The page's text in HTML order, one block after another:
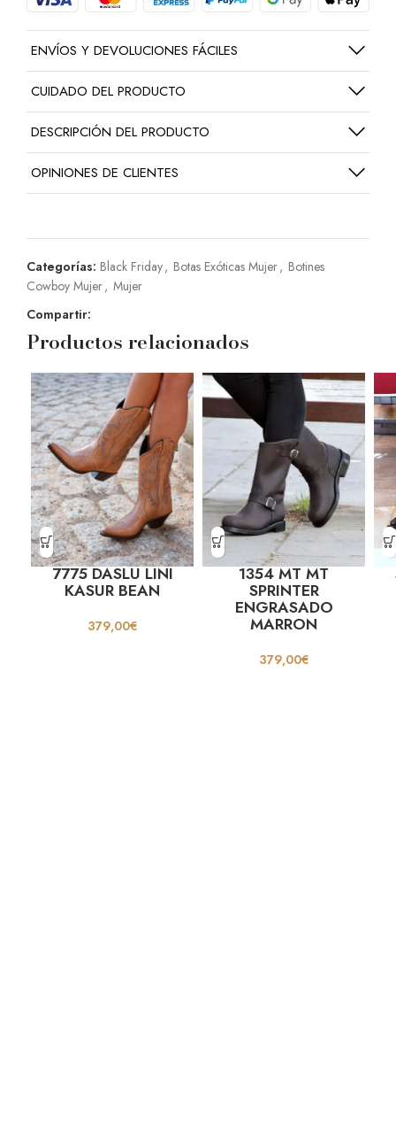
ENVÍOS Y DEVOLUCIONES FÁCILES
CUIDADO DEL PRODUCTO
DESCRIPCIÓN DEL PRODUCTO
OPINIONES DE CLIENTES
Categorías: Black Friday, Botas Exóticas Mujer, Botines
Cowboy Mujer, Mujer
Compartir:
Productos relacionados
7775 DASLU LINI
KASUR BEAN
379,00€
1354 MT MT
SPRINTER
ENGRASADO
MARRON
379,00€